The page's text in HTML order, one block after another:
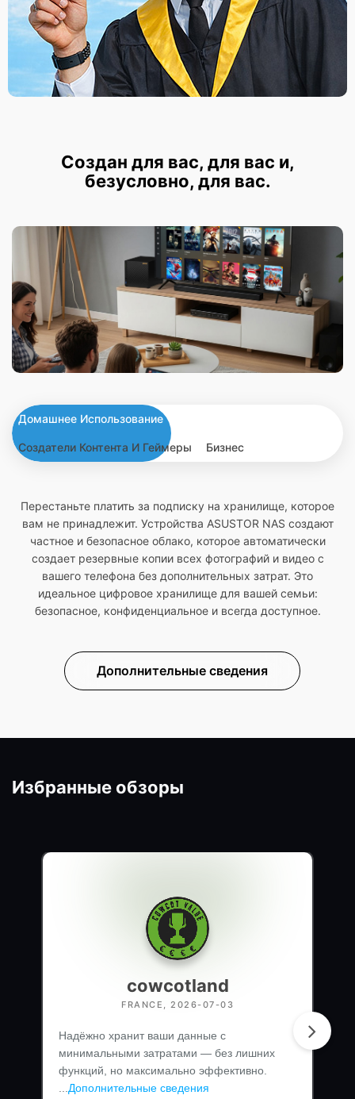
Создан для вас, для вас и,
безусловно, для вас.
Домашнее Использование
Создатели Контента И Геймеры Бизнес
Перестаньте платить за подписку на хранилище, которое
вам не принадлежит. Устройства ASUSTOR NAS создают
частное и безопасное облако, которое автоматически
создает резервные копии всех фотографий и видео с
вашего телефона без дополнительных затрат. Это
идеальное цифровое хранилище для вашей семьи:
безопасное, конфиденциальное и всегда доступное.
Дополнительные сведения
Избранные обзоры
cowcotland
FRANCE, 2026-07-03
Надёжно хранит ваши данные с
минимальными затратами — без лишних
функций, но максимально эффективно.
Дополнительные сведения